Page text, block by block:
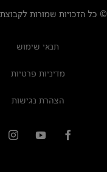
© כל הזכויות שמורות
תנאי שימוש
מדיניות פרטיות
הצהרת נגישות